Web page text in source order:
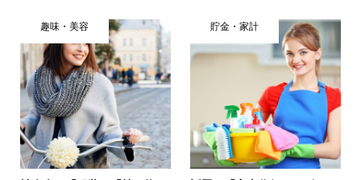
趣味・美容 貯金・家計